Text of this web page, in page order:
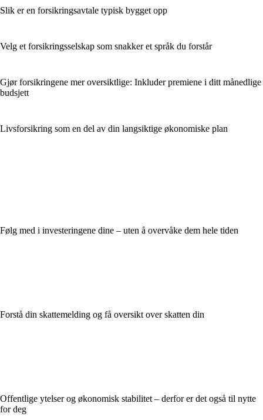
Slik er en forsikringsavtale typisk bygget opp
Velg et forsikringsselskap som snakker et språk du forstår
Gjør forsikringene mer oversiktlige: Inkluder premiene i ditt månedlige
budsjett
Livsforsikring som en del av din langsiktige økonomiske plan
Følg med i investeringene dine – uten å overvåke dem hele tiden
Forstå din skattemelding og få oversikt over skatten din
Offentlige ytelser og økonomisk stabilitet – derfor er det også til nytte
for deg